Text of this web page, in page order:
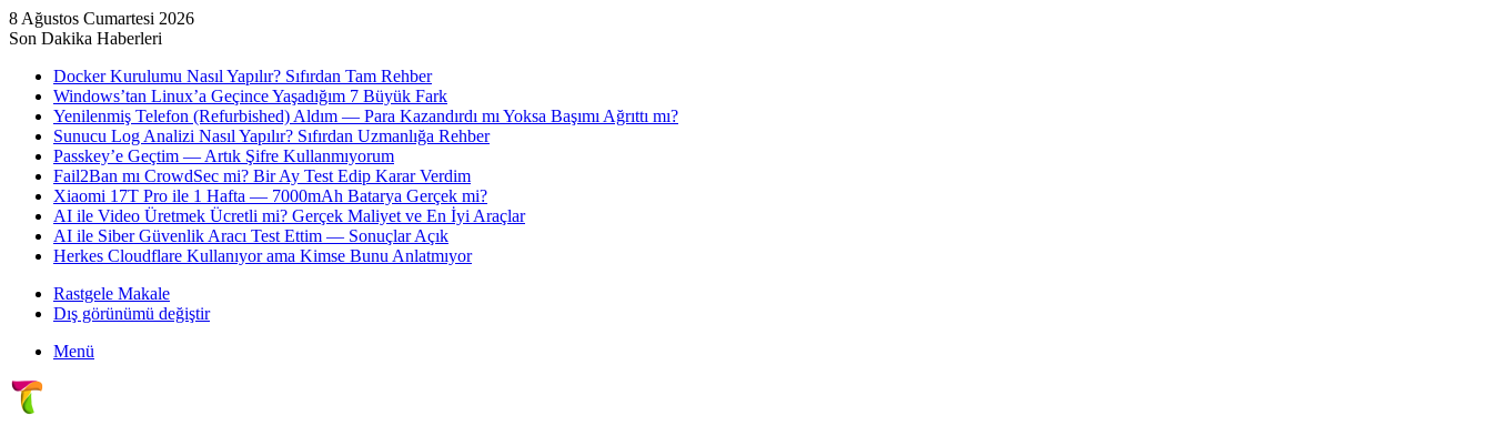
8 Ağustos Cumartesi 2026
Son Dakika Haberleri
Docker Kurulumu Nasıl Yapılır? Sıfırdan Tam Rehber
Windows’tan Linux’a Geçince Yaşadığım 7 Büyük Fark
Yenilenmiş Telefon (Refurbished) Aldım — Para Kazandırdı mı Yoksa Başımı Ağrıttı mı?
Sunucu Log Analizi Nasıl Yapılır? Sıfırdan Uzmanlığa Rehber
Passkey’e Geçtim — Artık Şifre Kullanmıyorum
Fail2Ban mı CrowdSec mi? Bir Ay Test Edip Karar Verdim
Xiaomi 17T Pro ile 1 Hafta — 7000mAh Batarya Gerçek mi?
AI ile Video Üretmek Ücretli mi? Gerçek Maliyet ve En İyi Araçlar
AI ile Siber Güvenlik Aracı Test Ettim — Sonuçlar Açık
Herkes Cloudflare Kullanıyor ama Kimse Bunu Anlatmıyor
Rastgele Makale
Dış görünümü değiştir
Menü